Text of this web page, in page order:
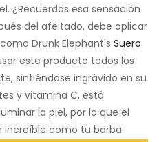
¿Recuerdas esa sensación
del afeitado, debe aplicar
Drunk Elephant's Suero
este producto todos los
sintiéndose ingrávido en su
y vitamina C, está
la piel, por lo que el
increíble como tu barba.